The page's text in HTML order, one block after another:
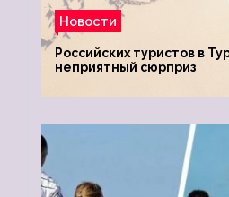
Новости
Российских туристов в
неприятный сюрприз